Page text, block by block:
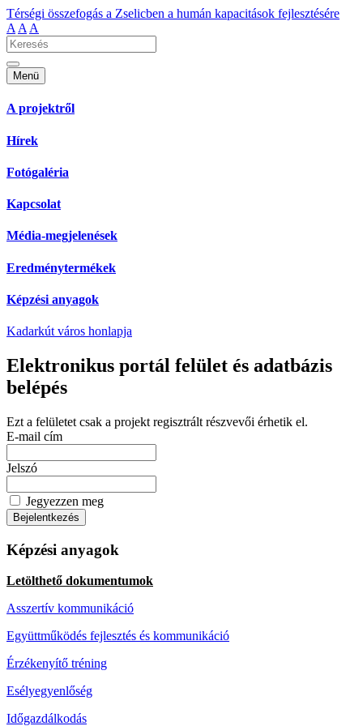
Térségi összefogás a Zselicben a humán kapacitások fejlesztésére
A A A
Menü
A projektről
Hírek
Fotógaléria
Kapcsolat
Média-megjelenések
Eredménytermékek
Képzési anyagok
Kadarkút város honlapja
Elektronikus portál felület és adatbázis
belépés
Ezt a felületet csak a projekt regisztrált részvevői érhetik el.
E-mail cím
Jelszó
Jegyezzen meg
Bejelentkezés
Képzési anyagok
Letölthető dokumentumok
Asszertív kommunikáció
Együttműködés fejlesztés és kommunikáció
Érzékenyítő tréning
Esélyegyenlőség
Időgazdálkodás